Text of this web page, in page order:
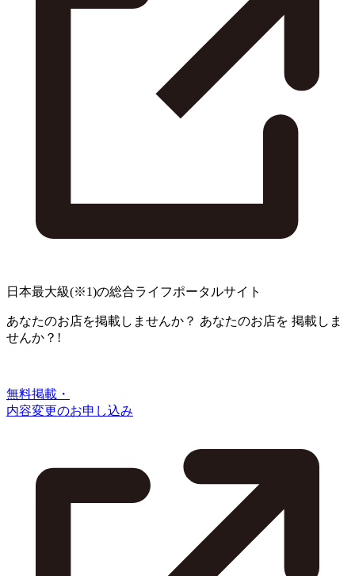
日本最大級(※1)の総合ライフポータルサイト
あなたのお店を掲載しませんか？ あなたのお店を 掲載しま
せんか？!
無料掲載・
内容変更のお申し込み